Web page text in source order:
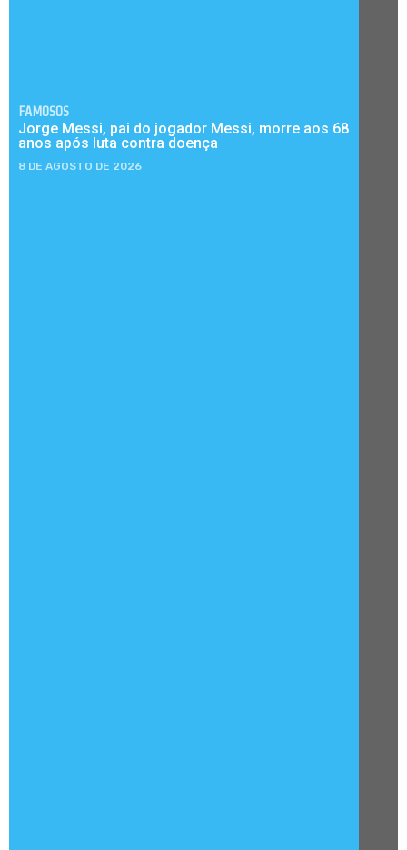
FAMOSOS
Jorge Messi, pai do jogador Messi, morre aos 68
anos após luta contra doença
8 DE AGOSTO DE 2026